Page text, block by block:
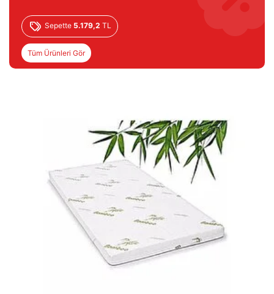
Sepette 5.179,2 TL
Tüm Ürünleri Gör